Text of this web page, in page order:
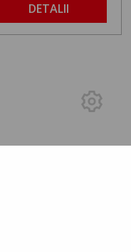
DETALII